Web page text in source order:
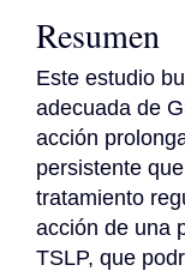
Resumen
Este estudio
adecuada de
acción
persistente
tratamiento
acción de una
TSLP, que